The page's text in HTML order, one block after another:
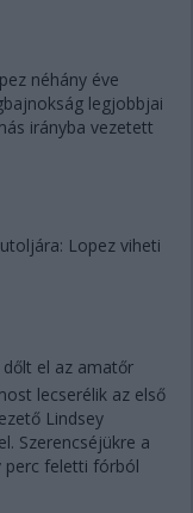
néhány éve
legjobbjai
irányba vezetett
Lopez viheti
el az amatőr
lecserélik az első
Lindsey
Szerencséjükre a
perc feletti fórból